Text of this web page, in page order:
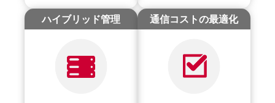
ハイブリッド管理
通信コストの最適化